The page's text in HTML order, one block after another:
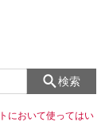
検索
において使ってはい